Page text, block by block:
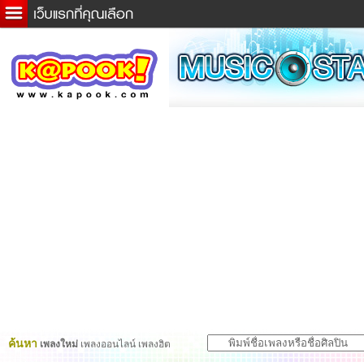
ข่าวด่วน
ละคร
ค้นหา เพลงใหม่ เพลงออนไลน์ เพลงฮิต